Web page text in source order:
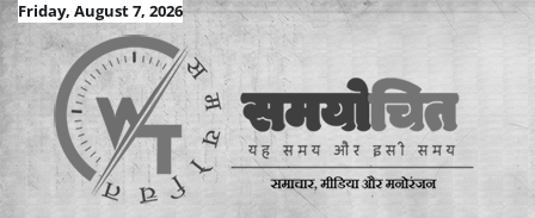
Skip
to
content
Friday, August 7, 2026